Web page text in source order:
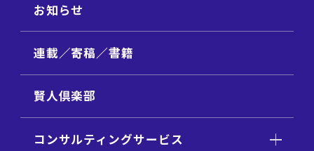
お知らせ
連載／寄稿／書籍
賢人倶楽部
コンサルティングサービス